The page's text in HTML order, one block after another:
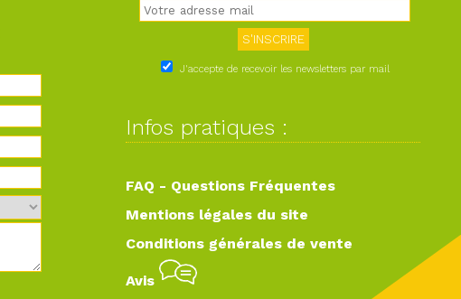
J'accepte de recevoir les newsletters par mail
Infos pratiques :
FAQ - Questions Fréquentes
Mentions légales du site
Conditions générales de vente
Avis